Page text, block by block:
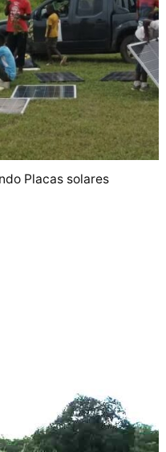
Placas solares